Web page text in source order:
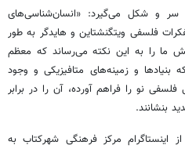
سر و شکل می‌گیرد: «انسان‌شناسی‌های
فلسفی ویتگنشتاین و هایدگر به طور
ما را به این‌ نکته می‌رساند که معظم
و زمینه‌های متافیزیکی و وجود
نو را فراهم آورده، آن را در برابر
بنشانند.
اینستاگرام مرکز فرهنگی شهرکتاب به